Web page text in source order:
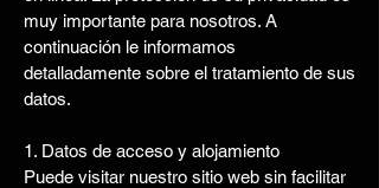
muy importante para nosotros. A
continuación le informamos
detalladamente sobre el tratamiento de sus
datos.
1. Datos de acceso y alojamiento
Puede visitar nuestro sitio web sin facilitar